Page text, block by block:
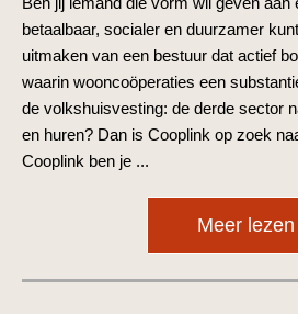
betaalbaar, socialer en duurzamer
uitmaken van een bestuur dat actief
waarin wooncoöperaties een
de volkshuisvesting: de derde sector
en huren? Dan is Cooplink op zoek
Cooplink ben je ...
Meer lezen